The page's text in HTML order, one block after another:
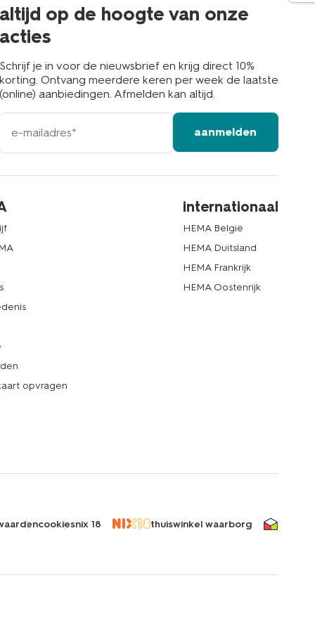
altijd op de hoogte van onze
acties
Schrijf je in voor de nieuwsbrief en krijg direct 10%
korting. Ontvang meerdere keren per week de laatste
(online) aanbiedingen. Afmelden kan altijd.
e-
mailadres
aanmelden
opvragen
internationaal
HEMA België
HEMA Duitsland
HEMA Frankrijk
HEMA Oostenrijk
cookiesnix 18 thuiswinkel waarborg